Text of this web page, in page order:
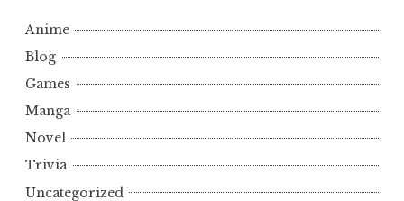
Anime
Blog
Games
Manga
Novel
Trivia
Uncategorized